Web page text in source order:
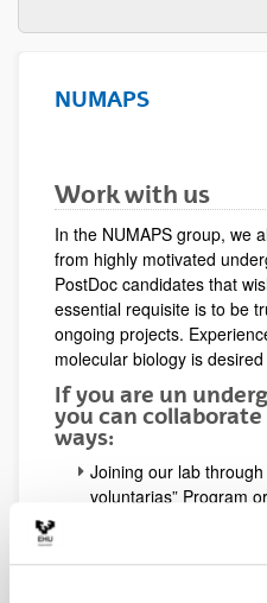
NUMAPS
Work with us
In the NUMAPS group, we
from highly motivated
PostDoc candidates that
essential requisite is to be
ongoing projects.
molecular biology is
If you are un
you can
ways:
Joining our lab
voluntarias” Program
Making with us your